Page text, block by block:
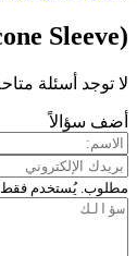
Sleeve)
لا توجد أسئلة
أضف سؤالاً
مطلوب. يُستخدم فقط